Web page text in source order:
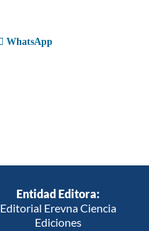
WhatsApp
Entidad Editora:
Editorial Erevna Ciencia
Ediciones